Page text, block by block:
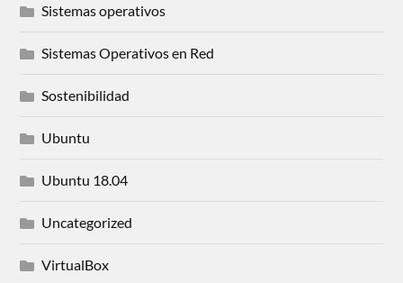
Sistemas operativos
Sistemas Operativos en Red
Sostenibilidad
Ubuntu
Ubuntu 18.04
Uncategorized
VirtualBox